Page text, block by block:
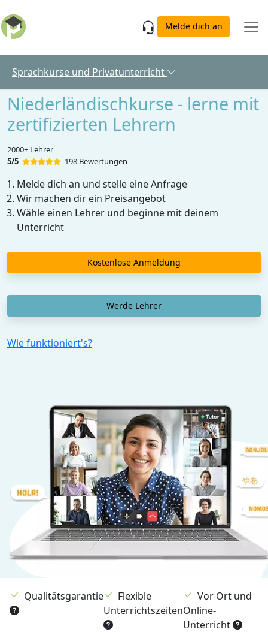
Melde dich an
Sprachkurse und Privatunterricht
Niederländischkurse - lerne mit
zertifizierten Lehrern
2000+ Lehrer
5/5
198 Bewertungen
Melde dich an und stelle eine Anfrage
Wir machen dir ein Preisangebot
Wähle einen Lehrer und beginne mit deinem
Unterricht
Kostenlose Anmeldung
Werde Lehrer
Wie funktioniert's?
Qualitätsgarantie
Flexible
Unterrichtszeiten
Vor Ort und
Online-
Unterricht